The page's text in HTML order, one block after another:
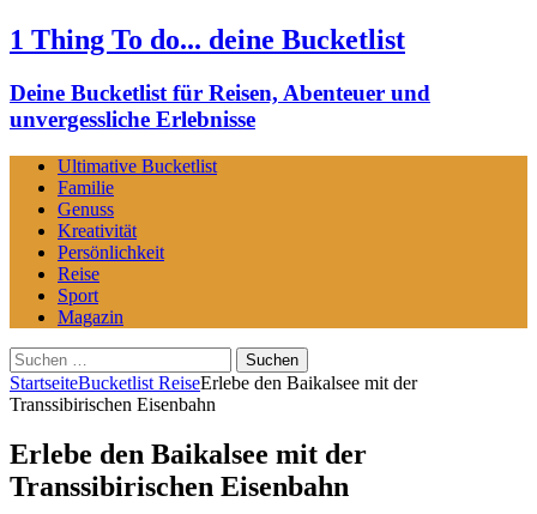
1 Thing To do... deine Bucketlist
Deine Bucketlist für Reisen, Abenteuer und
unvergessliche Erlebnisse
Ultimative Bucketlist
Familie
Genuss
Kreativität
Persönlichkeit
Reise
Sport
Magazin
Suchen
nach:
StartseiteBucketlist ReiseErlebe den Baikalsee mit der
Transsibirischen Eisenbahn
Erlebe den Baikalsee mit der
Transsibirischen Eisenbahn